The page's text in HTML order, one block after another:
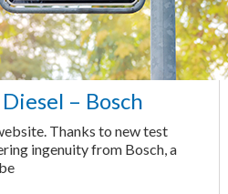
– Bosch
Thanks to new test
ingenuity from Bosch, a